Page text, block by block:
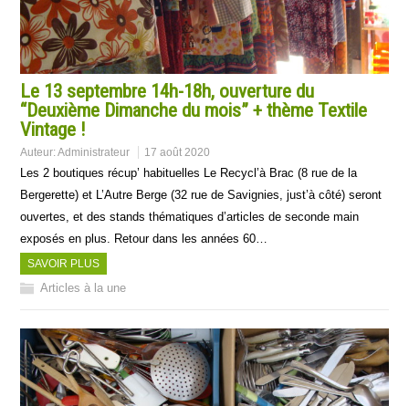
Le 13 septembre 14h-18h, ouverture du
“Deuxième Dimanche du mois” + thème Textile
Vintage !
Auteur:Administrateur 17 août 2020
Les 2 boutiques récup’ habituelles Le Recycl’à Brac (8 rue de la
Bergerette) et L’Autre Berge (32 rue de Savignies, just’à côté) seront
ouvertes, et des stands thématiques d’articles de seconde main
exposés en plus. Retour dans les années 60…
SAVOIR PLUS
Articles à la une